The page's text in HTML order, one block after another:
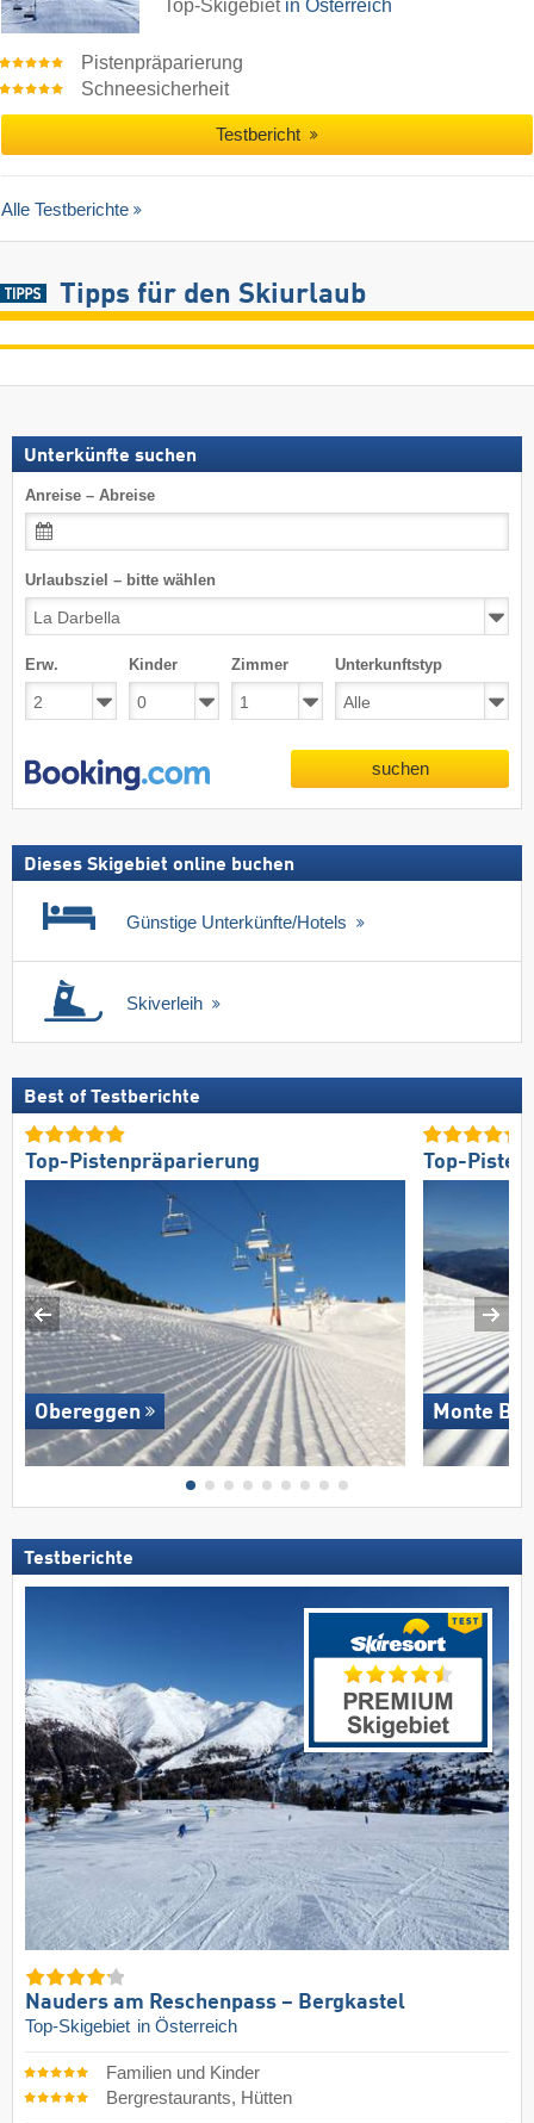
Top-Skigebiet in Österreich
Pistenpräparierung
Schneesicherheit
Testbericht
Alle Testberichte
Tipps für den Skiurlaub
Unterkünfte suchen
Anreise – Abreise
Urlaubsziel – bitte wählen
Erw. Kinder Zimmer Unterkunftstyp
suchen
Dieses Skigebiet online buchen
Günstige Unterkünfte/Hotels
Skiverleih
Best of Testberichte
Top-Pistenpräparierung
Obereggen
Top-
Monte
Testberichte
Nauders am Reschenpass – Bergkastel
Top-Skigebiet in Österreich
Familien und Kinder
Bergrestaurants, Hütten